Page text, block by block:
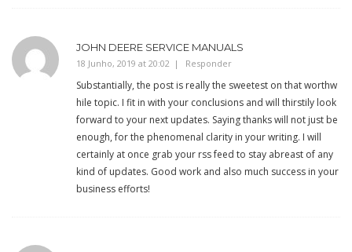
JOHN DEERE SERVICE MANUALS
18 Junho, 2019 at 20:02 Responder
Substantially, the post is really the sweetest on that worthw
hile topic. I fit in with your conclusions and will thirstily look
forward to your next updates. Saying thanks will not just be
enough, for the phenomenal clarity in your writing. I will
certainly at once grab your rss feed to stay abreast of any
kind of updates. Good work and also much success in your
business efforts!